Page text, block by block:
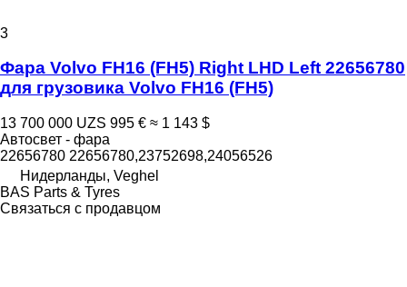
3
Фара Volvo FH16 (FH5) Right LHD Left 22656780
для грузовика Volvo FH16 (FH5)
13 700 000 UZS 995 € ≈ 1 143 $
Автосвет - фара
22656780 22656780,23752698,24056526
Нидерланды, Veghel
BAS Parts & Tyres
Связаться с продавцом